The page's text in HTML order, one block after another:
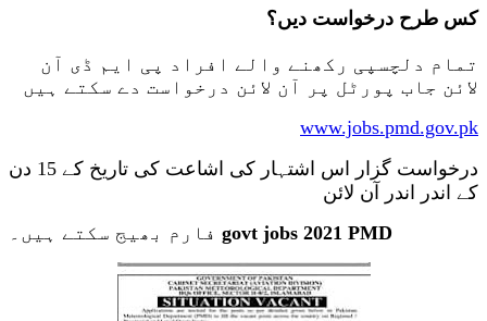
کس طرح درخواست دیں؟
تمام دلچسپی رکھنے والے افراد پی ایم ڈی آن
لائن جاب پورٹل پر آن لائن درخواست دے سکتے ہیں
www.jobs.pmd.gov.pk
درخواست گزار اس اشتہار کی اشاعت کی تاریخ کے 15 دن
کے اندر اندر آن لائن
govt jobs 2021 PMD